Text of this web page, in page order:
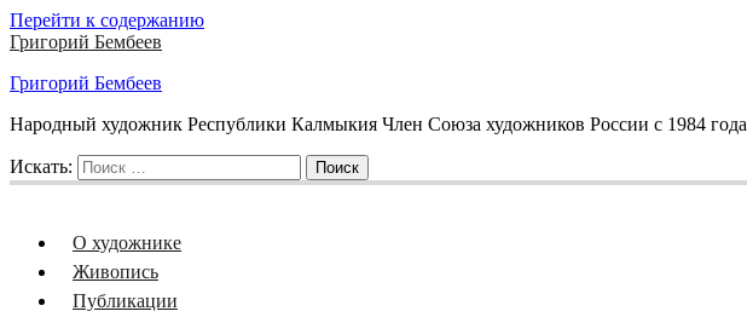
Перейти к содержанию
Григорий Бембеев
Григорий Бембеев
Народный художник Республики Калмыкия Член Союза художников России с 1984 года
Искать: Поиск
О художнике
Живопись
Публикации